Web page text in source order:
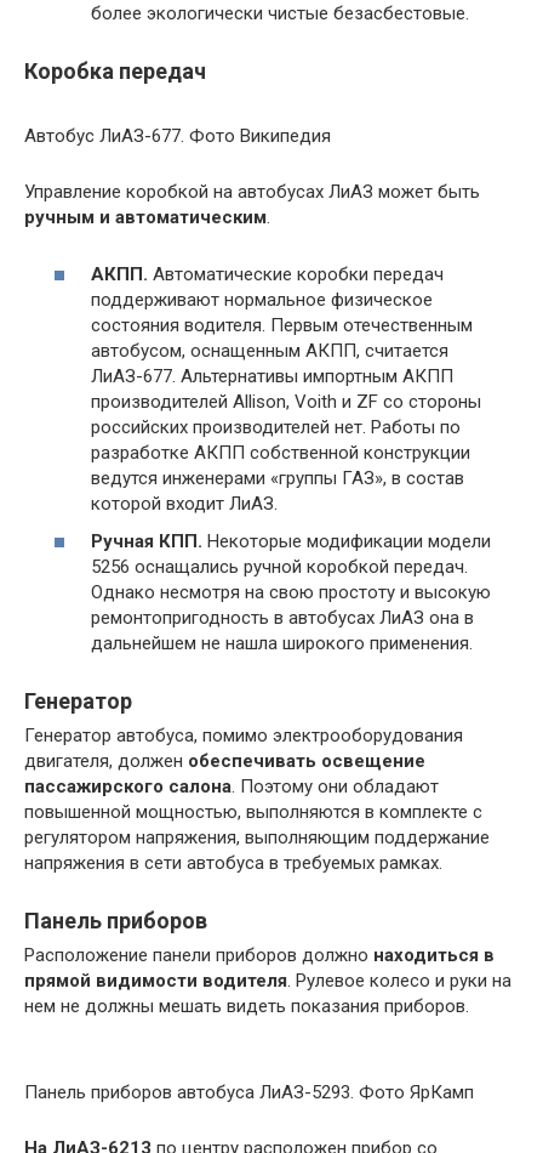
более экологически чистые безасбестовые.
Коробка передач
Автобус ЛиАЗ-677. Фото Википедия
Управление коробкой на автобусах ЛиАЗ может быть
ручным и автоматическим.
АКПП. Автоматические коробки передач
поддерживают нормальное физическое
состояния водителя. Первым отечественным
автобусом, оснащенным АКПП, считается
ЛиАЗ-677. Альтернативы импортным АКПП
производителей Allison, Voith и ZF со стороны
российских производителей нет. Работы по
разработке АКПП собственной конструкции
ведутся инженерами «группы ГАЗ», в состав
которой входит ЛиАЗ.
Ручная КПП. Некоторые модификации модели
5256 оснащались ручной коробкой передач.
Однако несмотря на свою простоту и высокую
ремонтопригодность в автобусах ЛиАЗ она в
дальнейшем не нашла широкого применения.
Генератор
Генератор автобуса, помимо электрооборудования
двигателя, должен обеспечивать освещение
пассажирского салона. Поэтому они обладают
повышенной мощностью, выполняются в комплекте с
регулятором напряжения, выполняющим поддержание
напряжения в сети автобуса в требуемых рамках.
Панель приборов
Расположение панели приборов должно находиться в
прямой видимости водителя. Рулевое колесо и руки на
нем не должны мешать видеть показания приборов.
Панель приборов автобуса ЛиАЗ-5293. Фото ЯрКамп
На ЛиАЗ-6213 по центру расположен прибор со